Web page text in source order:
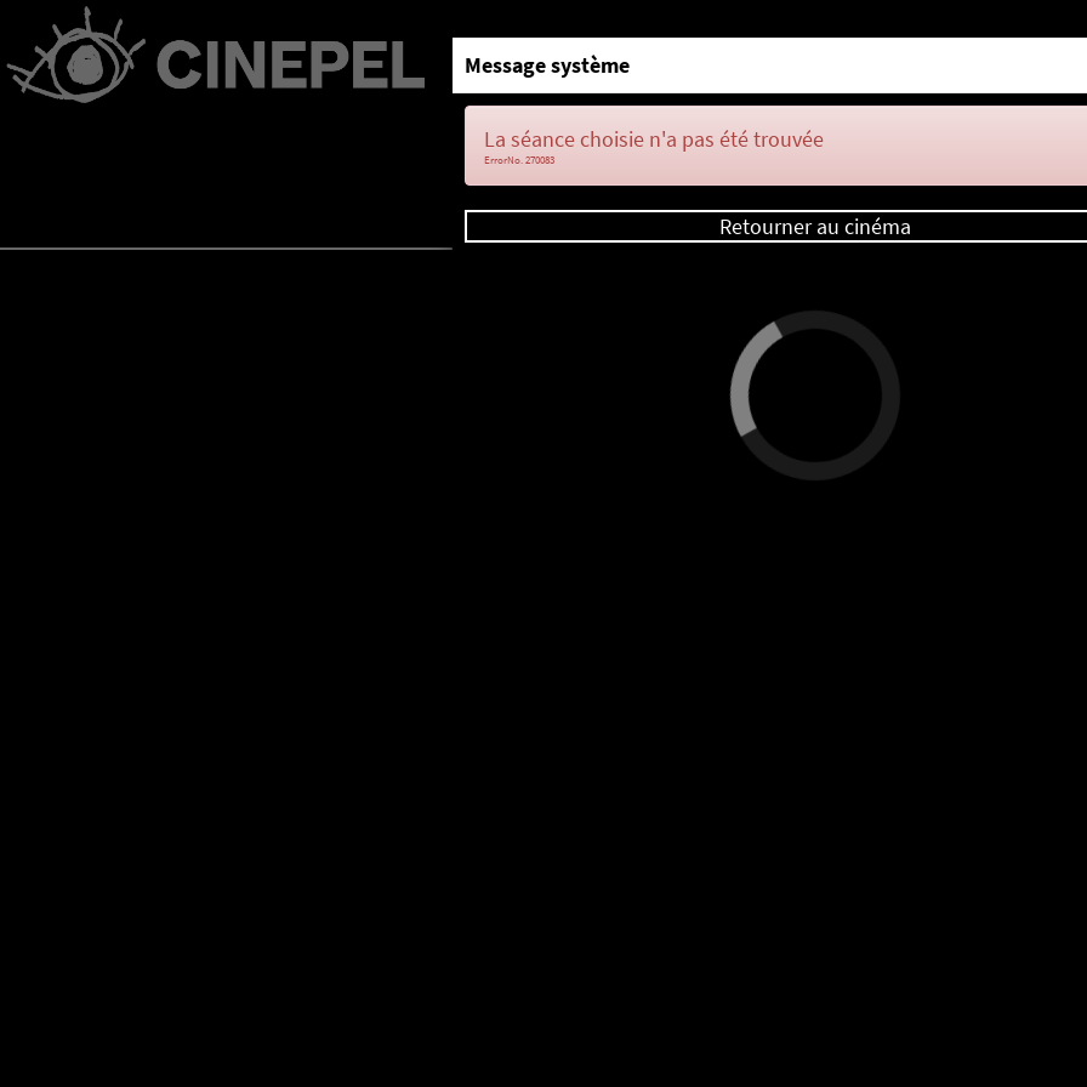
Message système
La séance choisie n'a pas été trouvée
ErrorNo. 270083
Retourner au cinéma